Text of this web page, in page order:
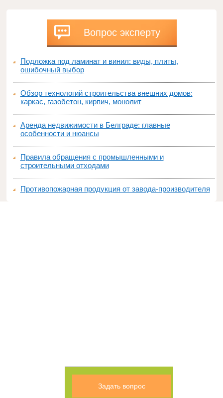
Вопрос эксперту
Подложка под ламинат и винил: виды, плиты,
ошибочный выбор
Обзор технологий строительства внешних домов:
каркас, газобетон, кирпич, монолит
Аренда недвижимости в Белграде: главные
особенности и нюансы
Правила обращения с промышленными и
строительными отходами
Противопожарная продукция от завода-производителя
Задать вопрос